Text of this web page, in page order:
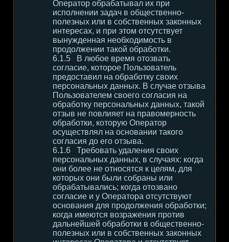
Оператор обрабатывал их при
исполнении задач в общественно-
полезных или в собственных законных
интересах, и при этом отсутствует
вынужденная необходимость в
продолжении такой обработки.
В любое время отозвать
согласие, которое Пользователь
предоставил на обработку своих
персональных данных. В случае отзыва
Пользователем своего согласия на
обработку персональных данных, такой
отзыв не повлияет на правомерность
обработки, которую Оператор
осуществлял на основании такого
согласия до его отзыва.
Требовать удаления своих
персональных данных, в случаях: когда
они более не относятся к целям, для
которых они были собраны или
обрабатывались; когда отозвано
согласие и у Оператора отсутствуют
основания для продолжения обработки;
когда имеются возражения против
дальнейшей обработки в общественно-
полезных или в собственных законных